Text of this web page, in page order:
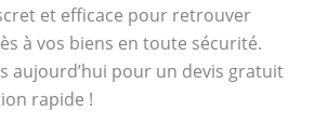
et efficace pour retrouver
à vos biens en toute sécurité.
aujourd’hui pour un devis gratuit
rapide !